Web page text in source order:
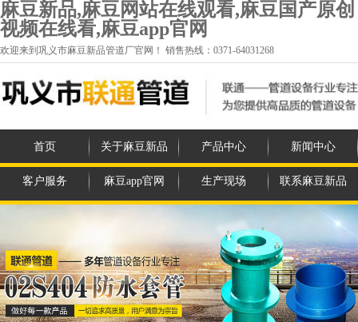
麻豆新品,麻豆网站在线观看,麻豆国产原创
视频在线看,麻豆app官网
欢迎来到巩义市麻豆新品管道厂官网！ 销售热线：0371-64031268
首页 关于麻豆新品 产品中心 新闻中心
客户服务 麻豆app官网 生产现场 联系麻豆新品